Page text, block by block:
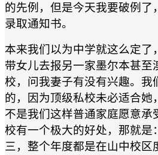
的先例，但是今天我要破例了
录取通知书。
本来我们以为中学就这么定了
带女儿去报另一家墨尔本甚至
校，问我妻子有没有兴趣。我
的，因为顶级私校未必适合她
不是我们这样普通家庭愿意承
校有一个极大的好处，那就是
三，整个年度都是在山中校区